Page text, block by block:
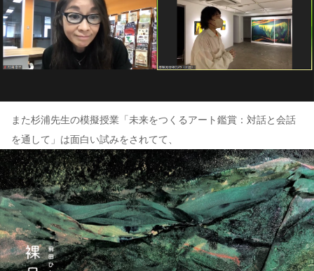
また杉浦先生の模擬授業「未来をつくるアート鑑賞：対話と会話
を通して」は面白い試みをされてて、